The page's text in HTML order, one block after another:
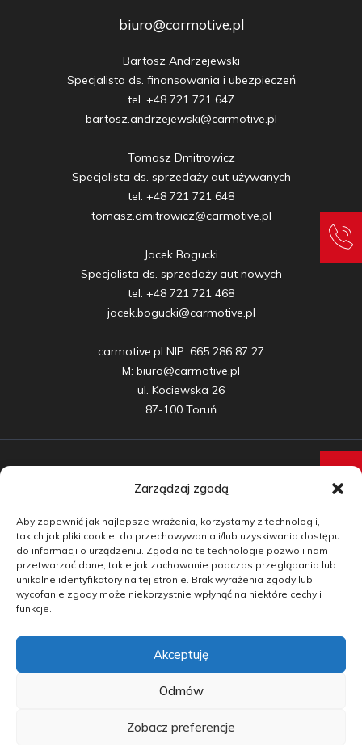
Zarządzaj zgodą
Aby zapewnić jak najlepsze wrażenia, korzystamy z technologii,
takich jak pliki cookie, do przechowywania i/lub uzyskiwania dostępu
do informacji o urządzeniu. Zgoda na te technologie pozwoli nam
przetwarzać dane, takie jak zachowanie podczas przeglądania lub
unikalne identyfikatory na tej stronie. Brak wyrażenia zgody lub
wycofanie zgody może niekorzystnie wpłynąć na niektóre cechy i
funkcje.
Akceptuję
Odmów
Zobacz preferencje
biuro@carmotive.pl
Bartosz Andrzejewski
Specjalista ds. finansowania i ubezpieczeń
tel. +48 721 721 647
bartosz.andrzejewski@carmotive.pl
Tomasz Dmitrowicz
Specjalista ds. sprzedaży aut używanych
tel. +48 721 721 648
tomasz.dmitrowicz@carmotive.pl
Jacek Bogucki
Specjalista ds. sprzedaży aut nowych
tel. +48 721 721 468
jacek.bogucki@carmotive.pl
carmotive.pl NIP: 665 286 87 27
M: biuro@carmotive.pl
ul. Kociewska 26
87-100 Toruń
Samochody nowe
Samochody używane
Auta w leasingu
Doradztwo
copyright by carmotive.pl 2026©